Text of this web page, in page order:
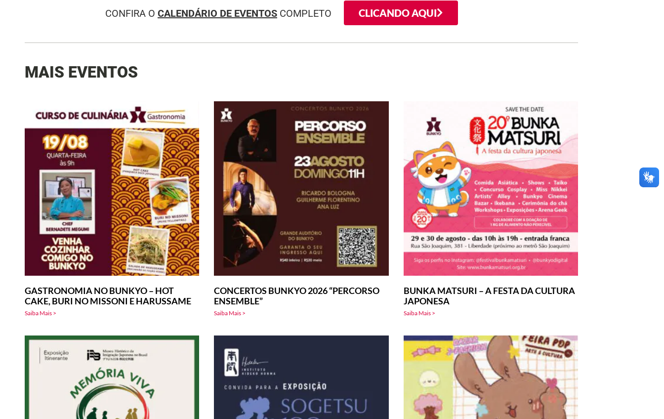
CONFIRA O CALENDÁRIO DE EVENTOS COMPLETO CLICANDO AQUI
MAIS EVENTOS
GASTRONOMIA NO BUNKYO – HOT
CAKE, BURI NO MISSONI E HARUSSAME
Saiba Mais >
CONCERTOS BUNKYO 2026 “PERCORSO
ENSEMBLE”
Saiba Mais >
BUNKA MATSURI – A FESTA DA CULTURA
JAPONESA
Saiba Mais >